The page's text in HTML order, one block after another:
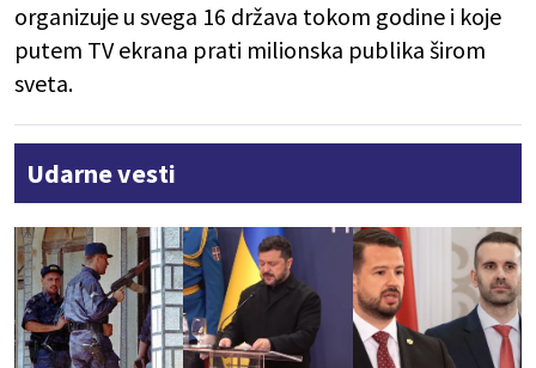
organizuje u svega 16 država tokom godine i koje
putem TV ekrana prati milionska publika širom
sveta.
Udarne vesti